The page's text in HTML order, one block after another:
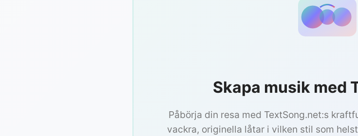
Skapa musik med
Påbörja din resa med TextSong.net:s
vackra, originella låtar i vilken stil som